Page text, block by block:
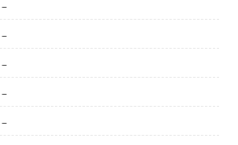
－
－
－
－
－